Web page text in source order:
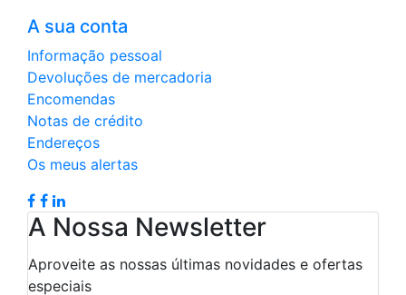
A sua conta
Informação pessoal
Devoluções de mercadoria
Encomendas
Notas de crédito
Endereços
Os meus alertas
A Nossa Newsletter
Aproveite as nossas últimas novidades e ofertas
especiais